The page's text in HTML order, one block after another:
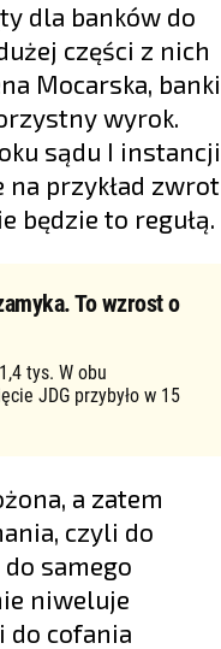
dla banków do
części z nich
Mocarska, banki
wyrok.
sądu I instancji
na przykład zwrot
będzie to regułą.
To wzrost o
tys. W obu
JDG przybyło w 15
a zatem
czyli do
samego
niweluje
do cofania